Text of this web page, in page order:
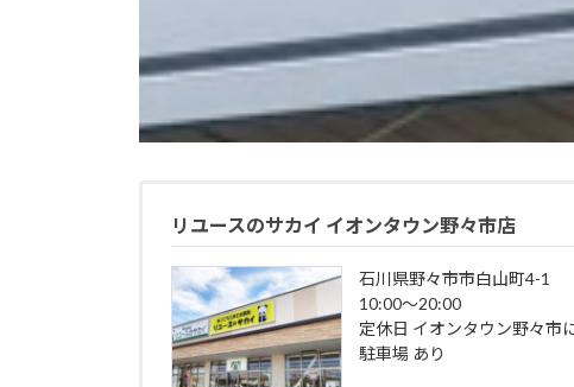
リユースのサカイ イオンタウン野々市店
石川県野々市市白山町4-1
10:00～20:00
定休日 イオンタウン野々市
駐車場 あり